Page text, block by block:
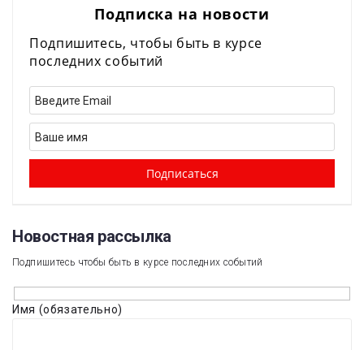
Подписка на новости
Подпишитесь, чтобы быть в курсе
последних событий
Новостная рассылка​
Подпишитесь чтобы быть в курсе последних событий
Имя (обязательно)